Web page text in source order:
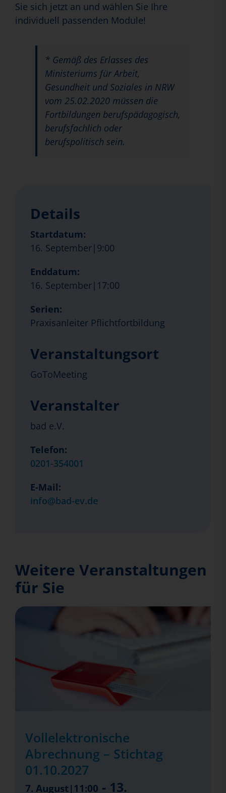
Sie sich jetzt an und wählen Sie Ihre
individuell passenden Module!
* Gemäß des Erlasses des
Ministeriums für Arbeit,
Gesundheit und Soziales in NRW
vom 25.02.2020 müssen die
Fortbildungen berufspädagogisch,
berufsfachlich oder
berufspolitisch sein.
Details
Startdatum:
16. September|9:00
Enddatum:
16. September|17:00
Serien:
Praxisanleiter Pflichtfortbildung
Veranstaltungsort
GoToMeeting
Veranstalter
bad e.V.
Telefon:
0201-354001
E-Mail:
info@bad-ev.de
Weitere Veranstaltungen
für Sie
Vollelektronische
Abrechnung – Stichtag
01.10.2027
7. August|11:00 - 13.